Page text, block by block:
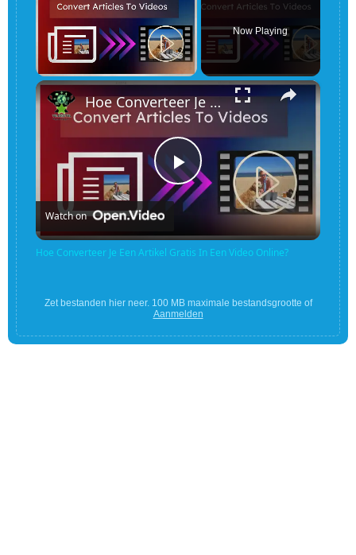
Unmute
Now Playing
×
Play
Video
Hoe Converteer Je Een Artikel Gratis In Een Video Online?
Watch on
Hoe Converteer Je Een Artikel Gratis In Een Video Online?
Zet bestanden hier neer. 100 MB maximale bestandsgrootte of
Aanmelden